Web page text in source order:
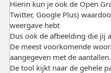
Hierin kun je ook de Open
Twitter, Google Plus)
weergave hebt
Dus ook de afbeelding die jij
De meest voorkomende
aangegeven met de aantallen.
De tool kijkt naar de gehele